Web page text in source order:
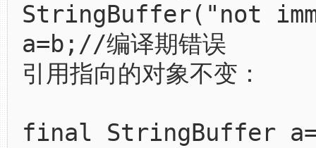
StringBuffer("not
a=b;//编译期错误
引用指向的对象不变：
final StringBuffer